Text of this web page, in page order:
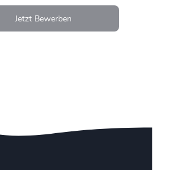
Jetzt Bewerben